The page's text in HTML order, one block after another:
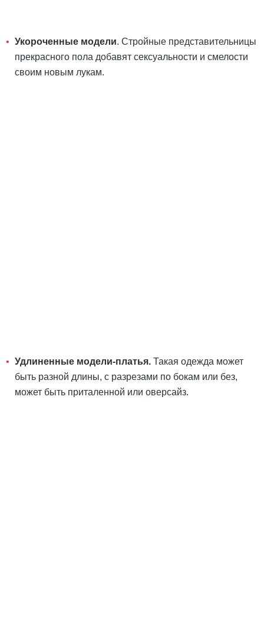
Укороченные модели. Стройные представительницы
прекрасного пола добавят сексуальности и смелости
своим новым лукам.
Удлиненные модели-платья. Такая одежда может
быть разной длины, с разрезами по бокам или без,
может быть приталенной или оверсайз.